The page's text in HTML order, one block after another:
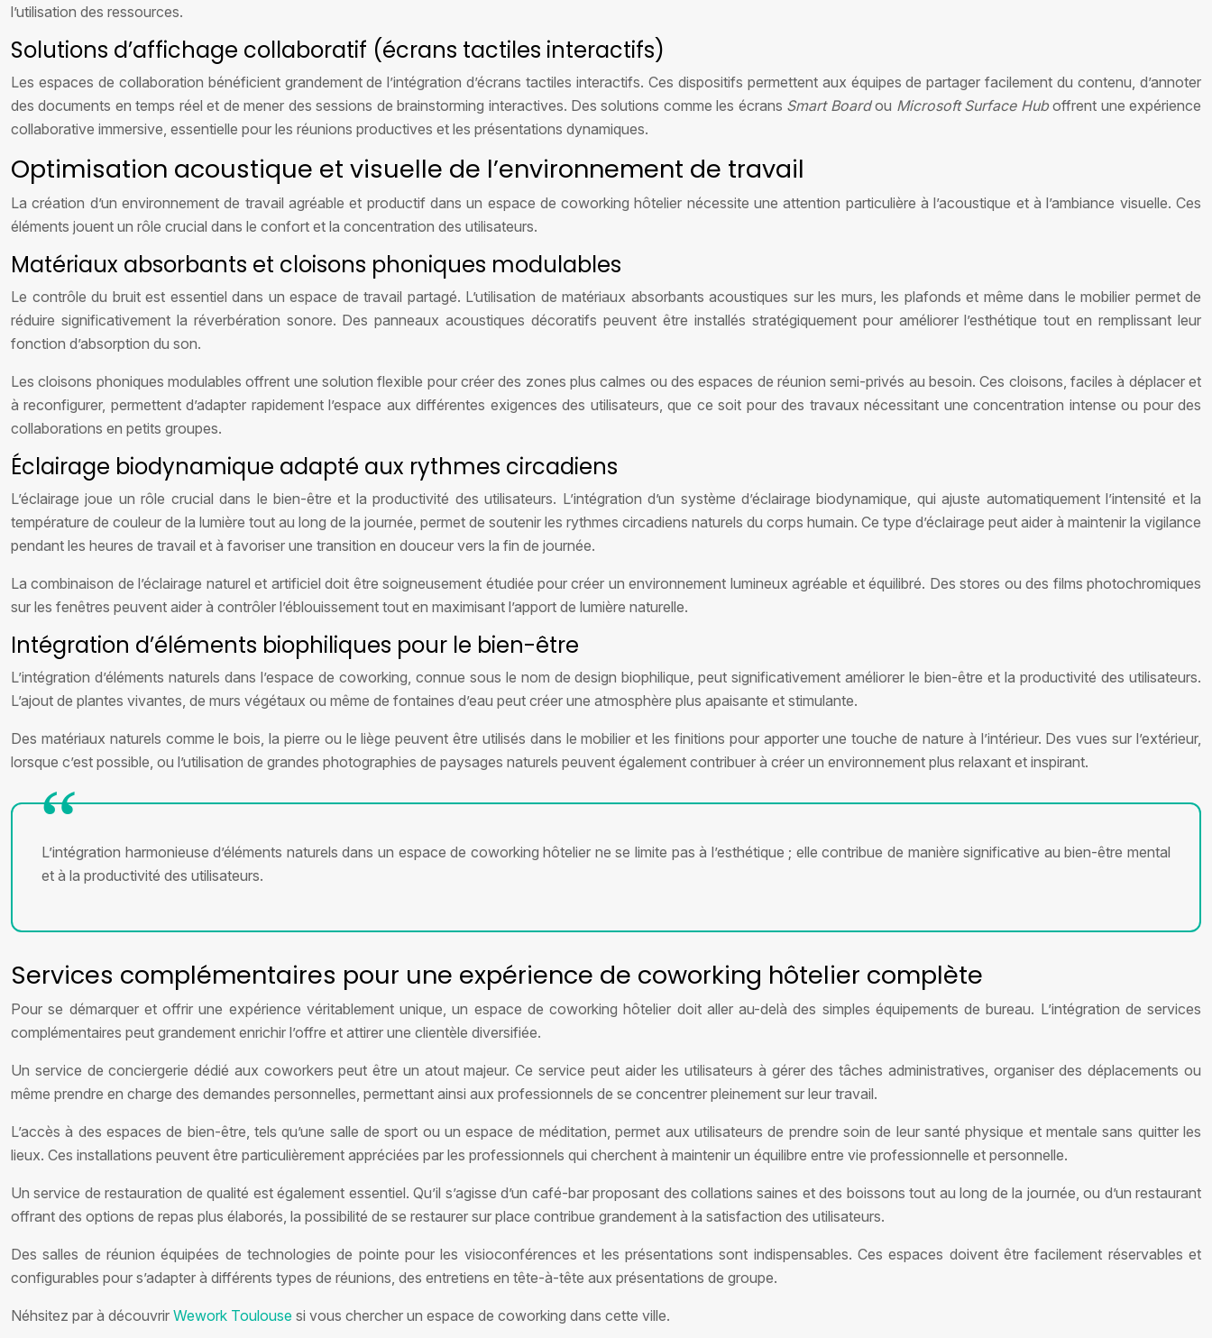
l’utilisation des ressources.
Solutions d’affichage collaboratif (écrans tactiles interactifs)
Les espaces de collaboration bénéficient grandement de l’intégration d’écrans tactiles interactifs. Ces dispositifs permettent aux équipes de partager facilement du contenu, d’annoter
des documents en temps réel et de mener des sessions de brainstorming interactives. Des solutions comme les écrans Smart Boardou Microsoft Surface Huboffrent une expérience
collaborative immersive, essentielle pour les réunions productives et les présentations dynamiques.
Optimisation acoustique et visuelle de l’environnement de travail
La création d’un environnement de travail agréable et productif dans un espace de coworking hôtelier nécessite une attention particulière à l’acoustique et à l’ambiance visuelle. Ces
éléments jouent un rôle crucial dans le confort et la concentration des utilisateurs.
Matériaux absorbants et cloisons phoniques modulables
Le contrôle du bruit est essentiel dans un espace de travail partagé. L’utilisation de matériaux absorbants acoustiques sur les murs, les plafonds et même dans le mobilier permet de
réduire significativement la réverbération sonore. Des panneaux acoustiques décoratifs peuvent être installés stratégiquement pour améliorer l’esthétique tout en remplissant leur
fonction d’absorption du son.
Les cloisons phoniques modulables offrent une solution flexible pour créer des zones plus calmes ou des espaces de réunion semi-privés au besoin. Ces cloisons, faciles à déplacer et
à reconfigurer, permettent d’adapter rapidement l’espace aux différentes exigences des utilisateurs, que ce soit pour des travaux nécessitant une concentration intense ou pour des
collaborations en petits groupes.
Éclairage biodynamique adapté aux rythmes circadiens
L’éclairage joue un rôle crucial dans le bien-être et la productivité des utilisateurs. L’intégration d’un système d’éclairage biodynamique, qui ajuste automatiquement l’intensité et la
température de couleur de la lumière tout au long de la journée, permet de soutenir les rythmes circadiens naturels du corps humain. Ce type d’éclairage peut aider à maintenir la vigilance
pendant les heures de travail et à favoriser une transition en douceur vers la fin de journée.
La combinaison de l’éclairage naturel et artificiel doit être soigneusement étudiée pour créer un environnement lumineux agréable et équilibré. Des stores ou des films photochromiques
sur les fenêtres peuvent aider à contrôler l’éblouissement tout en maximisant l’apport de lumière naturelle.
Intégration d’éléments biophiliques pour le bien-être
L’intégration d’éléments naturels dans l’espace de coworking, connue sous le nom de design biophilique, peut significativement améliorer le bien-être et la productivité des utilisateurs.
L’ajout de plantes vivantes, de murs végétaux ou même de fontaines d’eau peut créer une atmosphère plus apaisante et stimulante.
Des matériaux naturels comme le bois, la pierre ou le liège peuvent être utilisés dans le mobilier et les finitions pour apporter une touche de nature à l’intérieur. Des vues sur l’extérieur,
lorsque c’est possible, ou l’utilisation de grandes photographies de paysages naturels peuvent également contribuer à créer un environnement plus relaxant et inspirant.
L’intégration harmonieuse d’éléments naturels dans un espace de coworking hôtelier ne se limite pas à l’esthétique ; elle contribue de manière significative au bien-être mental
et à la productivité des utilisateurs.
Services complémentaires pour une expérience de coworking hôtelier complète
Pour se démarquer et offrir une expérience véritablement unique, un espace de coworking hôtelier doit aller au-delà des simples équipements de bureau. L’intégration de services
complémentaires peut grandement enrichir l’offre et attirer une clientèle diversifiée.
Un service de conciergerie dédié aux coworkers peut être un atout majeur. Ce service peut aider les utilisateurs à gérer des tâches administratives, organiser des déplacements ou
même prendre en charge des demandes personnelles, permettant ainsi aux professionnels de se concentrer pleinement sur leur travail.
L’accès à des espaces de bien-être, tels qu’une salle de sport ou un espace de méditation, permet aux utilisateurs de prendre soin de leur santé physique et mentale sans quitter les
lieux. Ces installations peuvent être particulièrement appréciées par les professionnels qui cherchent à maintenir un équilibre entre vie professionnelle et personnelle.
Un service de restauration de qualité est également essentiel. Qu’il s’agisse d’un café-bar proposant des collations saines et des boissons tout au long de la journée, ou d’un restaurant
offrant des options de repas plus élaborés, la possibilité de se restaurer sur place contribue grandement à la satisfaction des utilisateurs.
Des salles de réunion équipées de technologies de pointe pour les visioconférences et les présentations sont indispensables. Ces espaces doivent être facilement réservables et
configurables pour s’adapter à différents types de réunions, des entretiens en tête-à-tête aux présentations de groupe.
Néhsitez par à découvrir Wework Toulouse si vous chercher un espace de coworking dans cette ville.